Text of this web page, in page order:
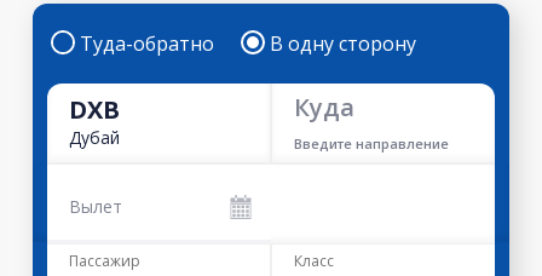
Туда-обратно В одну сторону
DXB
Дубай
Куда
Введите направление
Вылет
Пассажир Класс